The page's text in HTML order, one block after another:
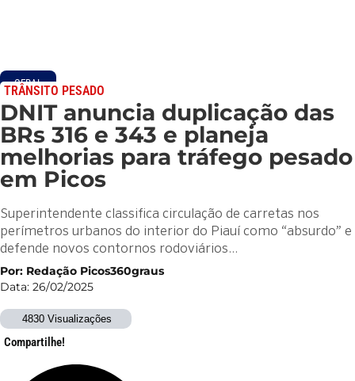
GERAL
TRÂNSITO PESADO
DNIT anuncia duplicação das
BRs 316 e 343 e planeja
melhorias para tráfego pesado
em Picos
Superintendente classifica circulação de carretas nos
perímetros urbanos do interior do Piauí como “absurdo” e
defende novos contornos rodoviários…
Por: Redação Picos360graus
Data: 26/02/2025
4830 Visualizações
Compartilhe!